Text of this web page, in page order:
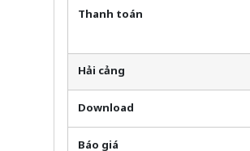
Thanh toán
Hải cảng
Download
Báo giá